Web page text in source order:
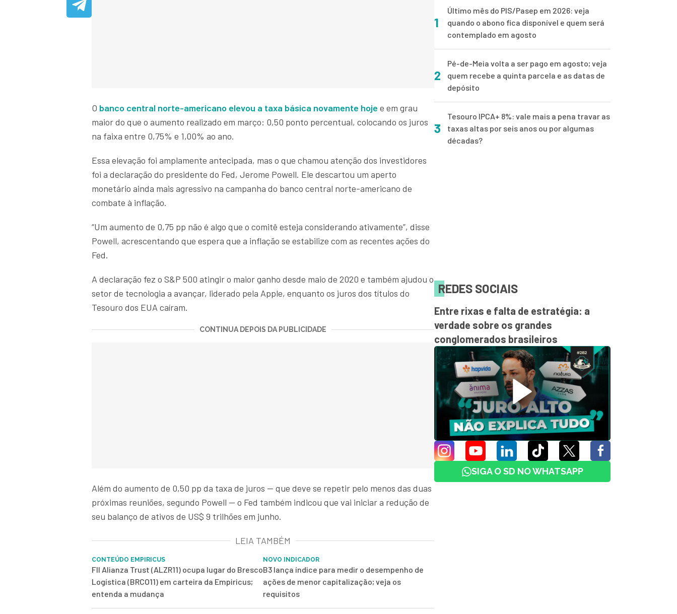
O banco central norte-americano elevou a taxa básica novamente hoje e em grau
maior do que o aumento realizado em março: 0,50 ponto percentual, colocando os juros
na faixa entre 0,75% e 1,00% ao ano.
Essa elevação foi amplamente antecipada, mas o que chamou atenção dos investidores
foi a declaração do presidente do Fed, Jerome Powell. Ele descartou um aperto
monetário ainda mais agressivo na campanha do banco central norte-americano de
combate à inflação.
“Um aumento de 0,75 pp não é algo que o comitê esteja considerando ativamente”, disse
Powell, acrescentando que espera que a inflação se estabilize com as recentes ações do
Fed.
A declaração fez o S&P 500 atingir o maior ganho desde maio de 2020 e também ajudou o
setor de tecnologia a avançar, liderado pela Apple, enquanto os juros dos títulos do
Tesouro dos EUA caíram.
CONTINUA DEPOIS DA PUBLICIDADE
Além do aumento de 0,50 pp da taxa de juros — que deve se repetir pelo menos das duas
próximas reuniões, segundo Powell — o Fed também indicou que vai iniciar a redução de
seu balanço de ativos de US$ 9 trilhões em junho.
LEIA TAMBÉM
CONTEÚDO EMPIRICUS
FII Alianza Trust (ALZR11) ocupa lugar do Bresco
Logística (BRCO11) em carteira da Empiricus;
entenda a mudança
NOVO INDICADOR
B3 lança índice para medir o desempenho de
ações de menor capitalização; veja os
requisitos
1
Último mês do PIS/Pasep em 2026: veja
quando o abono fica disponível e quem será
contemplado em agosto
2
Pé-de-Meia volta a ser pago em agosto; veja
quem recebe a quinta parcela e as datas de
depósito
3
Tesouro IPCA+ 8%: vale mais a pena travar as
taxas altas por seis anos ou por algumas
décadas?
REDES SOCIAIS
Entre rixas e falta de estratégia: a
verdade sobre os grandes
conglomerados brasileiros
SIGA O SD NO WHATSAPP